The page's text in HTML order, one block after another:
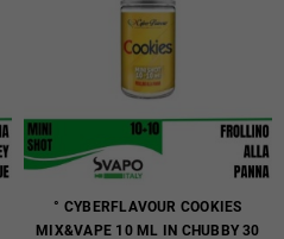
° CYBERFLAVOUR COOKIES
MIX&VAPE 10 ML IN CHUBBY 30